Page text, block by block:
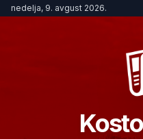
nedelja, 9. avgust 2026.